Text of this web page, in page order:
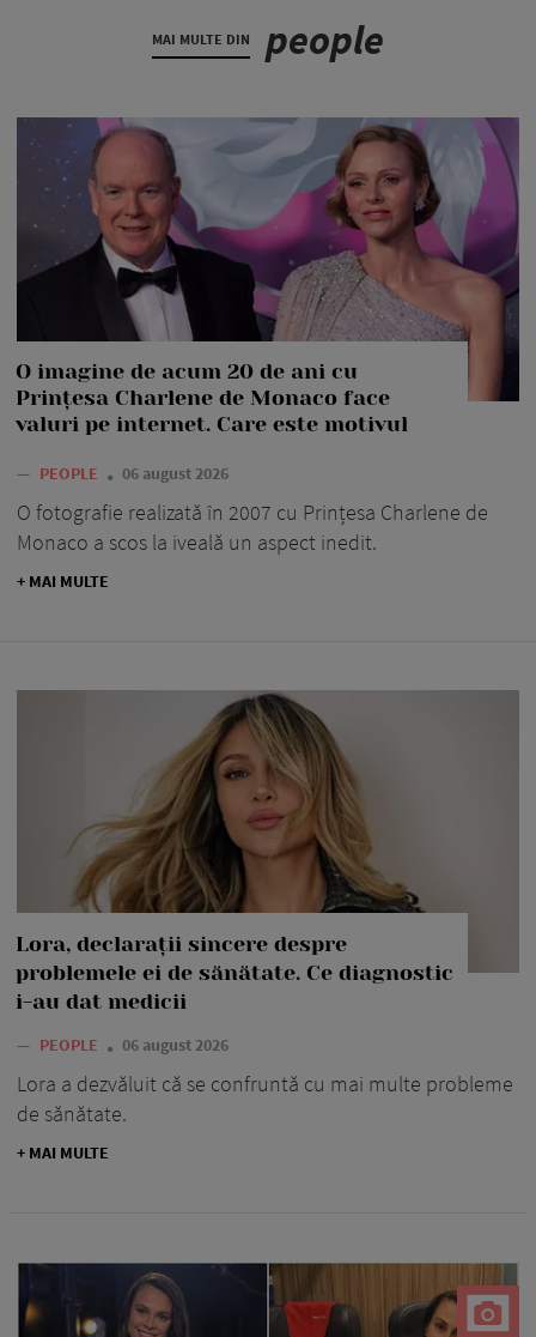
MAI MULTE DIN people
O imagine de acum 20 de ani cu
Prințesa Charlene de Monaco face
valuri pe internet. Care este motivul
— PEOPLE 06 august 2026
O fotografie realizată în 2007 cu Prințesa Charlene de
Monaco a scos la iveală un aspect inedit.
+ MAI MULTE
Lora, declarații sincere despre
problemele ei de sănătate. Ce diagnostic
i-au dat medicii
— PEOPLE 06 august 2026
Lora a dezvăluit că se confruntă cu mai multe probleme
de sănătate.
+ MAI MULTE